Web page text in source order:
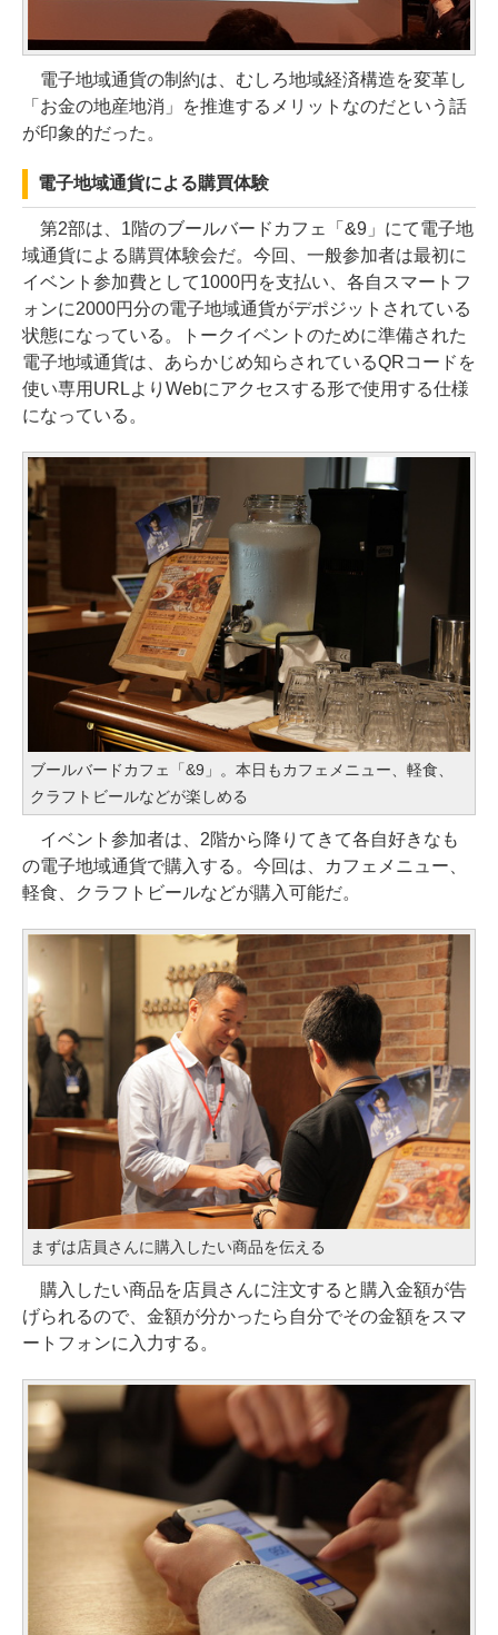
電子地域通貨の制約は、むしろ地域経済構造を変革し
「お金の地産地消」を推進するメリットなのだという話
が印象的だった。
電子地域通貨による購買体験
第2部は、1階のブールバードカフェ「&9」にて電子地
域通貨による購買体験会だ。今回、一般参加者は最初に
イベント参加費として1000円を支払い、各自スマートフ
ォンに2000円分の電子地域通貨がデポジットされている
状態になっている。トークイベントのために準備された
電子地域通貨は、あらかじめ知らされているQRコードを
使い専用URLよりWebにアクセスする形で使用する仕様
になっている。
ブールバードカフェ「&9」。本日もカフェメニュー、軽食、
クラフトビールなどが楽しめる
イベント参加者は、2階から降りてきて各自好きなも
の電子地域通貨で購入する。今回は、カフェメニュー、
軽食、クラフトビールなどが購入可能だ。
まずは店員さんに購入したい商品を伝える
購入したい商品を店員さんに注文すると購入金額が告
げられるので、金額が分かったら自分でその金額をスマ
ートフォンに入力する。